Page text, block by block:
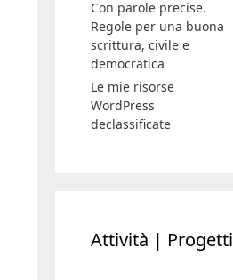
Con parole precise.
Regole per una buona
scrittura, civile e
democratica
Le mie risorse
WordPress
declassificate
Attività | Progetti